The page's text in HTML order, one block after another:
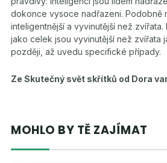
dokonce vysoce nadřazeni. Podobně
inteligentnější a vyvinutější než
jako celek jsou vyvinutější než zvířata
později, až uvedu specifické případy.
Ze Skutečný svět skřítků od Dora
MOHLO BY TĚ ZAJÍMAT